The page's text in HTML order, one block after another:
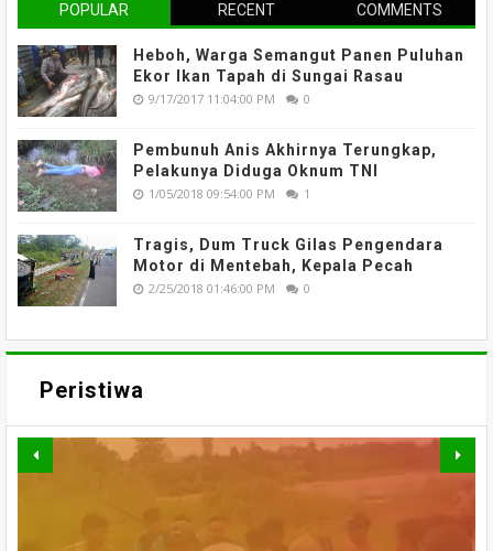
POPULAR RECENT COMMENTS
Heboh, Warga Semangut Panen Puluhan
Ekor Ikan Tapah di Sungai Rasau
9/17/2017 11:04:00 PM 0
Pembunuh Anis Akhirnya Terungkap,
Pelakunya Diduga Oknum TNI
1/05/2018 09:54:00 PM 1
Tragis, Dum Truck Gilas Pengendara
Motor di Mentebah, Kepala Pecah
2/25/2018 01:46:00 PM 0
Peristiwa